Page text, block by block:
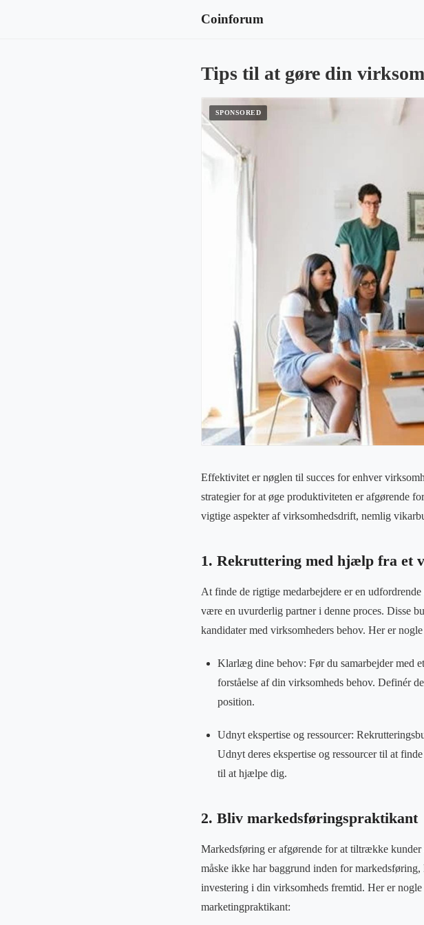
Coinforum
Tips til at gøre din
Effektivitet er nøglen til succes for enhver
strategier for at øge produktiviteten er afgørende
vigtige aspekter af virksomhedsdrift, nemlig
1. Rekruttering med hjælp fra et
At finde de rigtige medarbejdere er en
være en uvurderlig partner i denne proces. Disse
kandidater med virksomheders behov. Her er
Klarlæg dine behov: Før du samarbejder med
forståelse af din virksomheds behov. Definér
position.
Udnyt ekspertise og ressourcer:
Udnyt deres ekspertise og ressourcer til at
til at hjælpe dig.
2. Bliv markedsføringspraktikant
Markedsføring er afgørende for at tiltrække
måske ikke har baggrund inden for
investering i din virksomheds fremtid. Her er
marketingpraktikant: